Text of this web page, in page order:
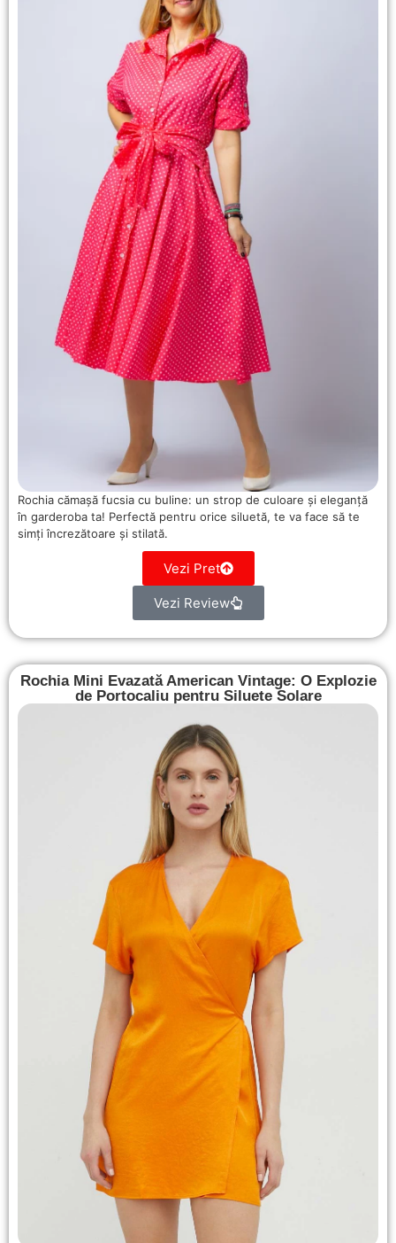
Rochia cămașă fucsia cu buline: un strop de culoare și eleganță
în garderoba ta! Perfectă pentru orice siluetă, te va face să te
simți încrezătoare și stilată.
Vezi Pret
Vezi Review
Rochia Mini Evazată American Vintage: O Explozie
de Portocaliu pentru Siluete Solare